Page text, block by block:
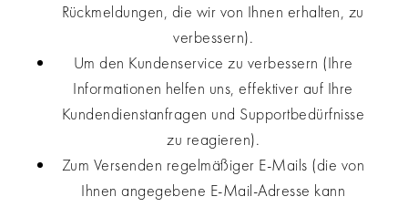
Rückmeldungen, die wir von Ihnen erhalten, zu
verbessern).
Um den Kundenservice zu verbessern (Ihre
Informationen helfen uns, effektiver auf Ihre
Kundendienstanfragen und Supportbedürfnisse
zu reagieren).
Zum Versenden regelmäßiger E-Mails (die von
Ihnen angegebene E-Mail-Adresse kann